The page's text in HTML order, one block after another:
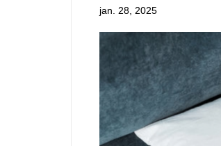
jan. 28, 2025